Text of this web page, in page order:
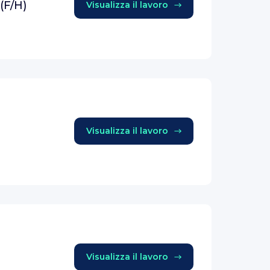
H) Visualizza il lavoro
Visualizza il lavoro
Visualizza il lavoro